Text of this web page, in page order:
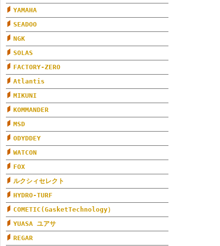
YAMAHA
SEADOO
NGK
SOLAS
FACTORY-ZERO
Atlantis
MIKUNI
KOMMANDER
MSD
ODYDDEY
WATCON
FOX
ルクシィセレクト
HYDRO-TURF
COMETIC(GasketTechnology）
YUASA ユアサ
REGAR